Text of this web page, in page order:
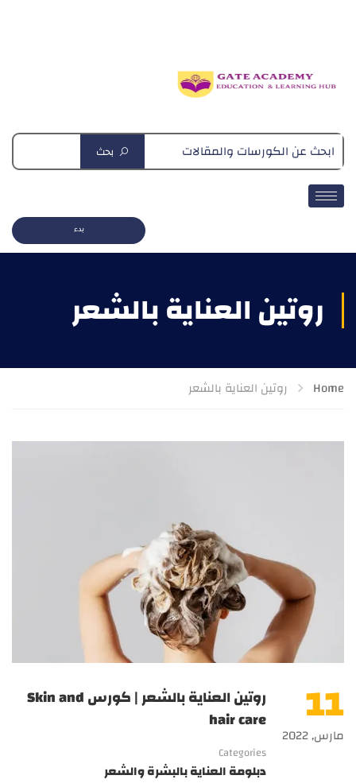
بحث
بدء
روتين العناية بالشعر
Home روتين العناية بالشعر
11
مارس, 2022
روتين العناية بالشعر | كورس Skin and
hair care
Categories
دبلومة العناية بالبشرة والشعر